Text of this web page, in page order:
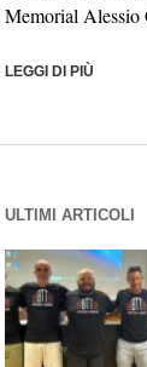
Memorial Alessio
LEGGI DI PIÙ
ULTIMI ARTICOLI